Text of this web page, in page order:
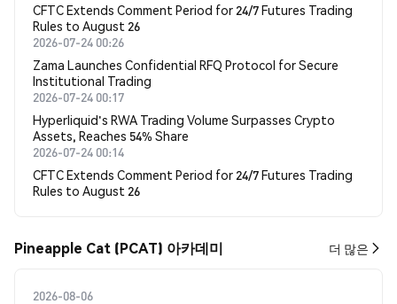
CFTC Extends Comment Period for 24/7 Futures Trading
Rules to August 26
2026-07-24 00:26
Zama Launches Confidential RFQ Protocol for Secure
Institutional Trading
2026-07-24 00:17
Hyperliquid's RWA Trading Volume Surpasses Crypto
Assets, Reaches 54% Share
2026-07-24 00:14
CFTC Extends Comment Period for 24/7 Futures Trading
Rules to August 26
Pineapple Cat (PCAT) 아카데미 더 많은
2026-08-06